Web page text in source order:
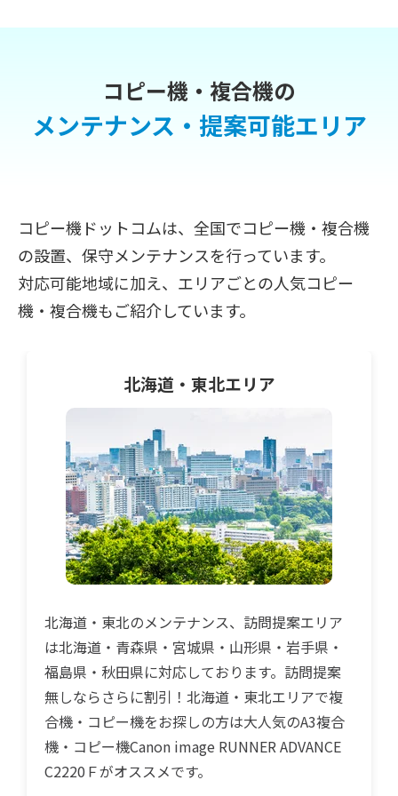
コピー機・複合機の
メンテナンス・提案可能エリア
コピー機ドットコムは、全国でコピー機・複合機
の設置、保守メンテナンスを行っています。
対応可能地域に加え、エリアごとの人気コピー
機・複合機もご紹介しています。
北海道・東北エリア
北海道・東北のメンテナンス、訪問提案エリア
は北海道・青森県・宮城県・山形県・岩手県・
福島県・秋田県に対応しております。訪問提案
無しならさらに割引！北海道・東北エリアで複
合機・コピー機をお探しの方は大人気のA3複合
機・コピー機Canon image RUNNER ADVANCE
C2220Ｆがオススメです。